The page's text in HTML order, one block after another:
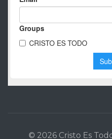
© 2026 Cristo Es